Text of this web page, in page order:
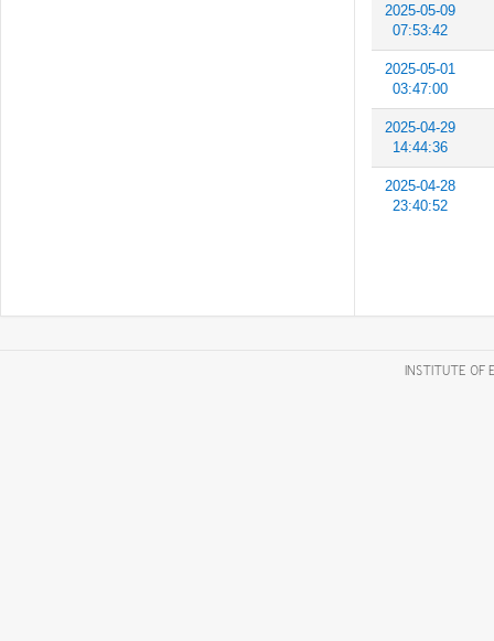
2025-05-09
07:53:42
2025-05-01
03:47:00
2025-04-29
14:44:36
2025-04-28
23:40:52
INSTITUTE OF